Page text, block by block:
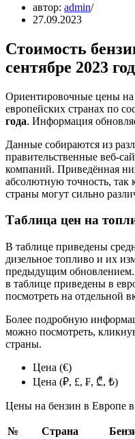
автор: admin
27.09.2023
Стоимость
сентябре 2023
Ориентировочные цены на
европейских странах по
года. Информация
Данные собираются из
правительственные веб-
компаний. Приведённая
абсолютную точность, так
страны могут сильно
Таблица цен на
В таблице приведены
дизельное топливо и их
предыдущим
в таблице приведены в
посмотреть на отдельной
Более подробную
можно посмотреть,
страны.
Цена (€)
Цена (₽, £, ₣, ₾, ₺)
Цены на бензин в Европе
№ Страна